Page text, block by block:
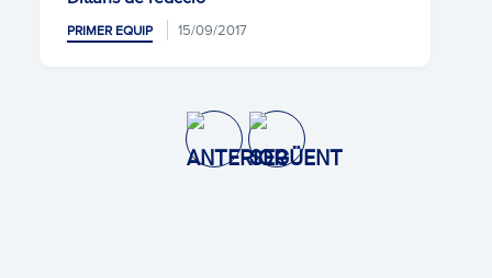
PRIMER EQUIP 15/09/2017